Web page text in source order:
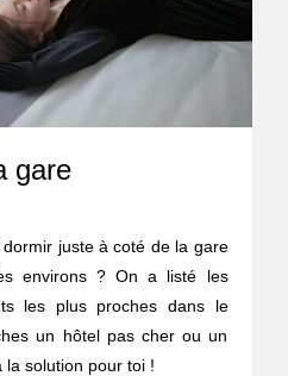
gare
juste à coté de la gare
environs ? On a listé les
les plus proches dans le
un hôtel pas cher ou un
la solution pour toi !